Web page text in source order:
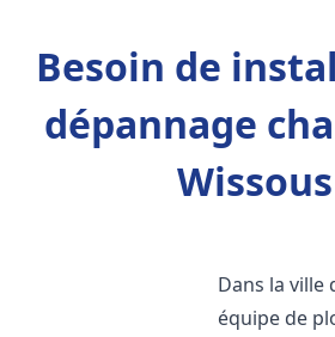
Besoin de
dépannage
Dans la ville
équipe de